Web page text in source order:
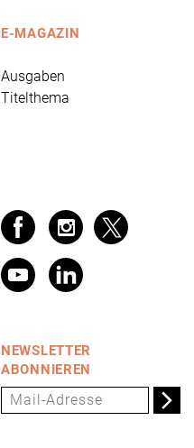
E-MAGAZIN
Ausgaben
Titelthema
NEWSLETTER
ABONNIEREN